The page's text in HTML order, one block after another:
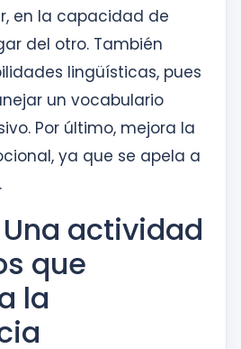
en la capacidad de
del otro. También
lingüísticas, pues
un vocabulario
Por último, mejora la
ya que se apela a
Una actividad
que
la